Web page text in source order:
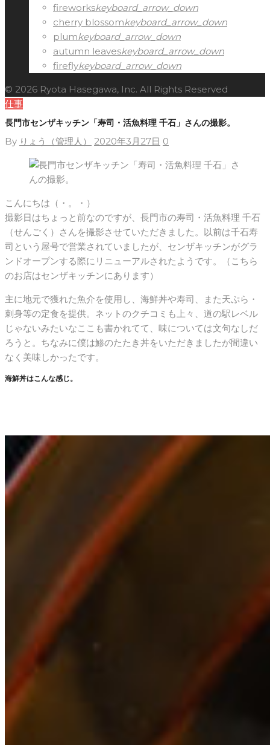
fireworkskeyboard_arrow_down
cherry blossomkeyboard_arrow_down
plumkeyboard_arrow_down
autumn leaveskeyboard_arrow_down
fireflykeyboard_arrow_down
© 2026 Ryota Hasegawa, Inc. All Rights Reserved
仕事
長門市センザキッチン「寿司・活魚料理 千石」さんの撮影。
By りょう（管理人） 2020年3月27日 0
こんにちは（・。・）
撮影日はちょっと前なのですが、長門市の寿司・活魚料理 千石
（せんごく）さんを撮影させていただきました。以前は千石寿
司という屋号で営業されていましたが、センザキッチンがグラ
ンドオープンする際にリニューアルされたようです。（こちら
のお店はセンザキッチンにあります）
主に地元で獲れた魚介を使用し、海鮮丼や寿司、また天ぷら・
刺身等の定食を提供。ネットのクチコミも上々、道の駅レベル
じゃないみたいなここも書かれてて、味については文句なしだ
ろうと。ちなみに僕は鯵のたたき丼をいただきましたが間違い
なく美味しかったです。
海鮮丼はこんな感じ。